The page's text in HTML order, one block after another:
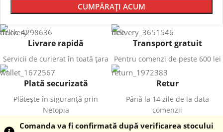
CUMPĂRAȚI ACUM
Livrare rapidă
Servicii de curierat în toată țara
Transport gratuit
Pentru comenzi de peste 600 lei
Plată securizată
Plătește în siguranță prin
Netopia
Retur
Până la 14 zile de la data
comenzii
Comanda va fi confirmată după verificarea stocului